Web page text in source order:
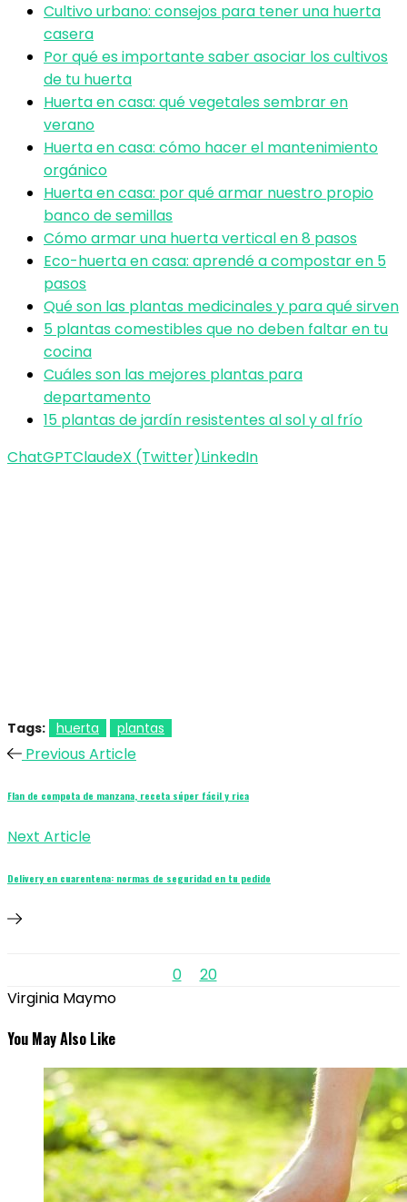
Cultivo urbano: consejos para tener una huerta
casera
Por qué es importante saber asociar los cultivos
de tu huerta
Huerta en casa: qué vegetales sembrar en
verano
Huerta en casa: cómo hacer el mantenimiento
orgánico
Huerta en casa: por qué armar nuestro propio
banco de semillas
Cómo armar una huerta vertical en 8 pasos
Eco-huerta en casa: aprendé a compostar en 5
pasos
Qué son las plantas medicinales y para qué sirven
5 plantas comestibles que no deben faltar en tu
cocina
Cuáles son las mejores plantas para
departamento
15 plantas de jardín resistentes al sol y al frío
ChatGPTClaudeX (Twitter)LinkedIn
Tags: huerta plantas
Previous Article
Flan de compota de manzana, receta súper fácil y rica
Next Article
Delivery en cuarentena: normas de seguridad en tu pedido
0
20
Virginia Maymo
You May Also Like